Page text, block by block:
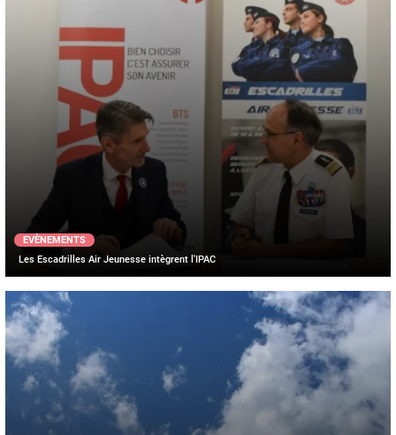
EVÈNEMENTS
Les Escadrilles Air Jeunesse intègrent l'IPAC